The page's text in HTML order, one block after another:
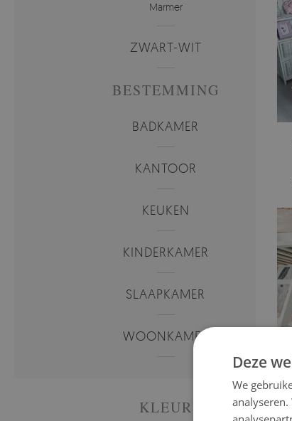
Marmer
ZWART-WIT
BESTEMMING
BADKAMER
KANTOOR
KEUKEN
KINDERKAMER
SLAAPKAMER
WOONKAMER
KLEUR
Deze
We